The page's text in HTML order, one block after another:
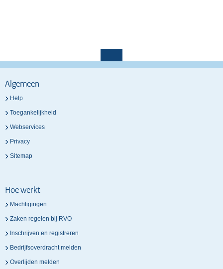
Algemeen
Help
Toegankelijkheid
Webservices
Privacy
Sitemap
Hoe werkt
Machtigingen
Zaken regelen bij RVO
Inschrijven en registreren
Bedrijfsoverdracht melden
Overlijden melden